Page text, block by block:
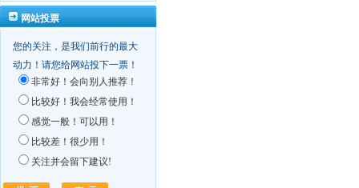
网站投票
您的关注，是我们前行的最大
动力！请您给网站投下一票！
非常好！会向别人推荐！
比较好！我会经常使用！
感觉一般！可以用！
比较差！很少用！
关注并会留下建议!